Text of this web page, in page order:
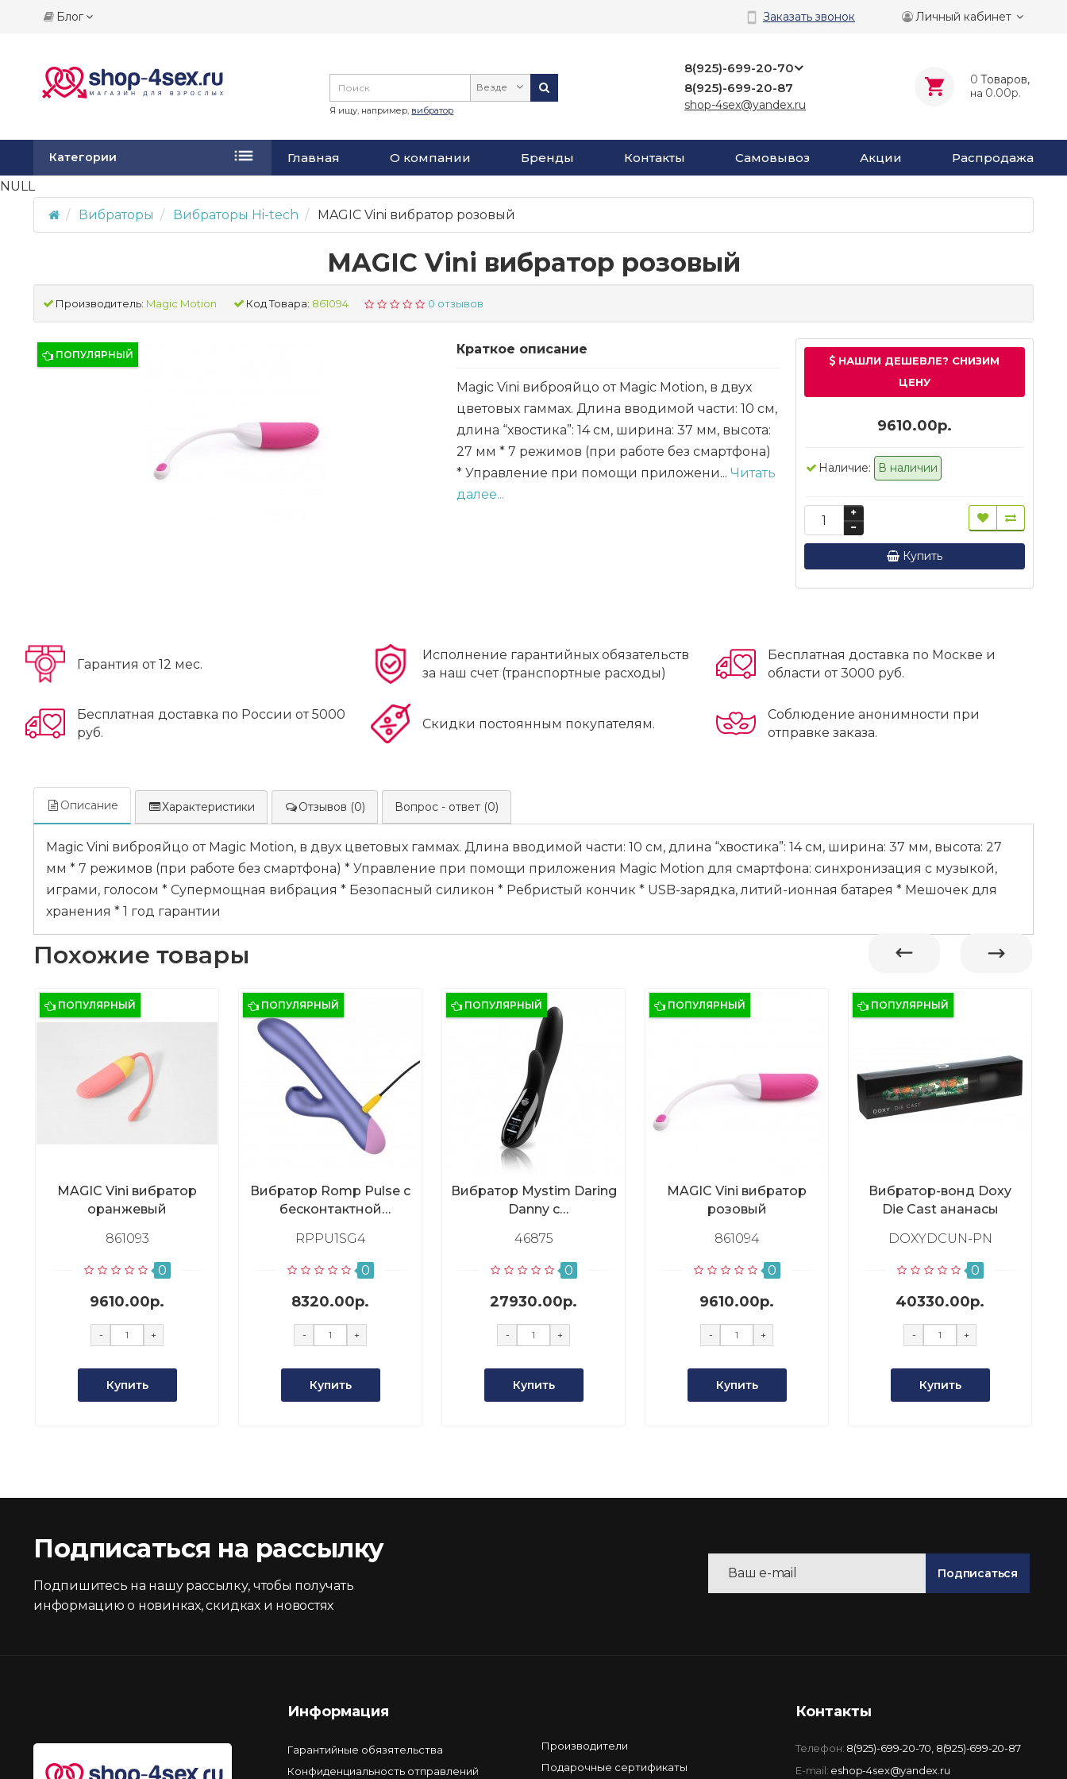
Блог Заказать звонок Личный кабинет
8(925)-699-20-70
8(925)-699-20-87
shop-4sex@yandex.ru
0 Tоваров,
на 0.00р.
Везде
Я ищу, например, вибратор
Главная О компании Бренды Контакты Самовывоз Акции Распродажа
Категории
NULL
Вибраторы
Вибраторы Hi-tech MAGIC Vini вибратор розовый
MAGIC Vini вибратор розовый
Производитель: Magic Motion Код Товара: 861094 0 отзывов
ПОПУЛЯРНЫЙ Краткое описание
Magic Vini виброяйцо от Magic Motion, в двух
цветовых гаммах. Длина вводимой части: 10 см,
длина “хвостика”: 14 см, ширина: 37 мм, высота:
27 мм * 7 режимов (при работе без смартфона)
* Управление при помощи приложени...Читать
далее...
НАШЛИ ДЕШЕВЛЕ? СНИЗИМ
ЦЕНУ
9610.00р.
Наличие: В наличии
Купить
Гарантия от 12 мес.
Исполнение гарантийных обязательств
за наш счет (транспортные расходы)
Бесплатная доставка по Москве и
области от 3000 руб.
Бесплатная доставка по России от 5000
руб.
Скидки постоянным покупателям.
Соблюдение анонимности при
отправке заказа.
Описание Характеристики Отзывов (0) Вопрос - ответ (0)
Magic Vini виброяйцо от Magic Motion, в двух цветовых гаммах. Длина вводимой части: 10 см, длина “хвостика”: 14 см, ширина: 37 мм, высота: 27
мм * 7 режимов (при работе без смартфона) * Управление при помощи приложения Magic Motion для смартфона: синхронизация с музыкой,
играми, голосом * Супермощная вибрация * Безопасный силикон * Ребристый кончик * USB-зарядка, литий-ионная батарея * Мешочек для
хранения * 1 год гарантии
Похожие товары
ПОПУЛЯРНЫЙ
MAGIC Vini вибратор
оранжевый
861093
0
9610.00р.
- +
Купить
ПОПУЛЯРНЫЙ
Вибратор Romp Pulse с
бесконтактной
стимуляцией
RPPU1SG4
0
8320.00р.
- +
Купить
ПОПУЛЯРНЫЙ
Вибратор Mystim Daring
Danny с
черный
46875
0
27930.00р.
- +
Купить
ПОПУЛЯРНЫЙ
MAGIC Vini вибратор
розовый
861094
0
9610.00р.
- +
Купить
ПОПУЛЯРНЫЙ
Вибратор-вонд Doxy
Die Cast ананасы
DOXYDCUN-PN
0
40330.00р.
- +
Купить
Подписаться на рассылку
Подпишитесь на нашу рассылку, чтобы получать
информацию о новинках, скидках и новостях
Подписаться
Информация
Гарантийные обязятельства
Конфиденциальность отправлений
Производители
Подарочные сертификаты
Контакты
Телефон: 8(925)-699-20-70 8(925)-699-20-87
E-mail: eshop-4sex@yandex.ru